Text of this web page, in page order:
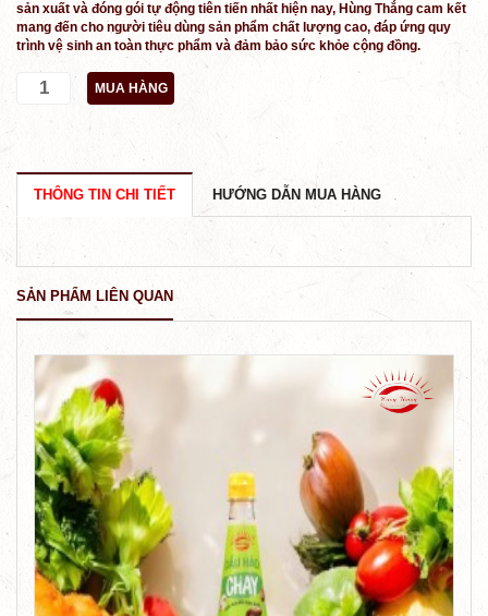
sản xuất và đóng gói tự động tiên tiến nhất hiện nay, Hùng Thắng cam kết
mang đến cho người tiêu dùng sản phẩm chất lượng cao, đáp ứng quy
trình vệ sinh an toàn thực phẩm và đảm bảo sức khỏe cộng đồng.
MUA HÀNG
THÔNG TIN CHI TIẾT HƯỚNG DẪN MUA HÀNG
SẢN PHẨM LIÊN QUAN